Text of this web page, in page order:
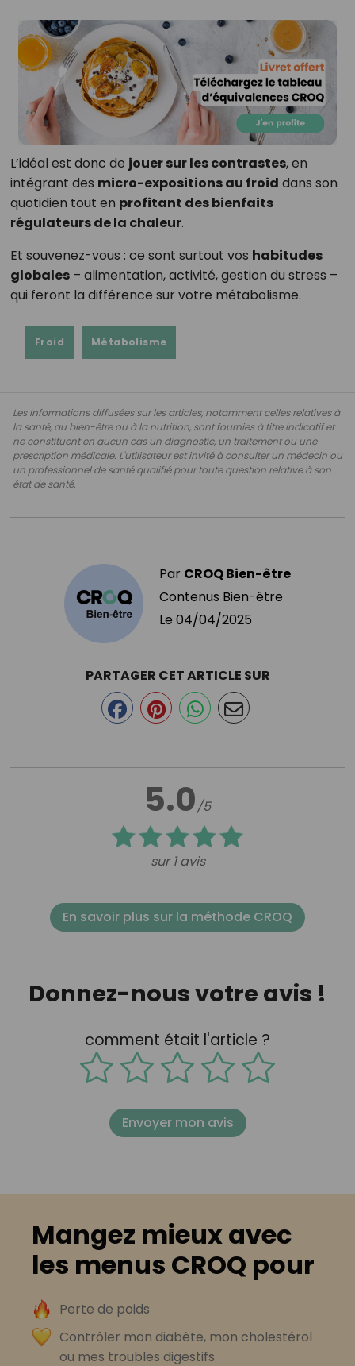
L’idéal est donc de jouer sur les contrastes, en
intégrant des micro-expositions au froid dans son
quotidien tout en profitant des bienfaits
régulateurs de la chaleur.
Et souvenez-vous : ce sont surtout vos habitudes
globales– alimentation, activité, gestion du stress –
qui feront la différence sur votre métabolisme.
Froid Métabolisme
Les informations diffusées sur les articles, notamment celles relatives à
la santé, au bien-être ou à la nutrition, sont fournies à titre indicatif et
ne constituent en aucun cas un diagnostic, un traitement ou une
prescription médicale. L'utilisateur est invité à consulter un médecin ou
un professionnel de santé qualifié pour toute question relative à son
état de santé.
Par CROQ Bien-être
Contenus Bien-être
Le 04/04/2025
5.0/5
sur 1 avis
PARTAGER CET ARTICLE SUR
En savoir plus sur la méthode CROQ
Donnez-nous votre avis !
comment était l'article ?
Envoyer mon avis
Mangez mieux avec
les menus CROQ pour
Perte de poids
Contrôler mon diabète, mon cholestérol
ou mes troubles digestifs